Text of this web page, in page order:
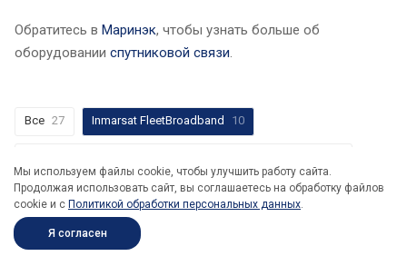
Обратитесь в Маринэк, чтобы узнать больше об
оборудовании спутниковой связи.
Все 27 Inmarsat FleetBroadband 10
Спутниковые терминалы 13
Судовые земные станции (СЗС)
Мы используем файлы cookie, чтобы улучшить работу сайта.
Продолжая использовать сайт, вы соглашаетесь на обработку файлов
cookie и c Политикой обработки персональных данных.
Я согласен